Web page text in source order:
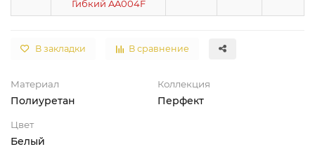
Гибкий AA004F
В закладки В сравнение
Материал
Полиуретан
Коллекция
Перфект
Цвет
Белый